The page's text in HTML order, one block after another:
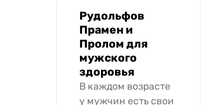
Рудольфов
Прамен и
Пролом для
мужского
здоровья
В каждом возрасте
у мужчин есть свои